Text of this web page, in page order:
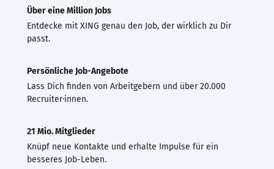
Über eine Million Jobs
Entdecke mit XING genau den Job, der wirklich zu Dir
passt.
Persönliche Job-Angebote
Lass Dich finden von Arbeitgebern und über 20.000
Recruiter·innen.
21 Mio. Mitglieder
Knüpf neue Kontakte und erhalte Impulse für ein
besseres Job-Leben.